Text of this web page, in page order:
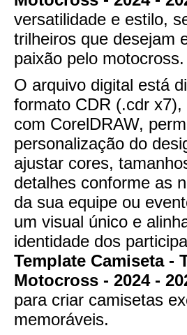
versatilidade e estilo,
trilheiros que desejam
paixão pelo motocross.
O arquivo digital está
formato CDR (.cdr
com CorelDRAW,
personalização do
ajustar cores,
detalhes conforme as
da sua equipe ou
um visual único e
identidade dos
Template Camiseta -
Motocross - 2024 -
para criar camisetas
memoráveis.